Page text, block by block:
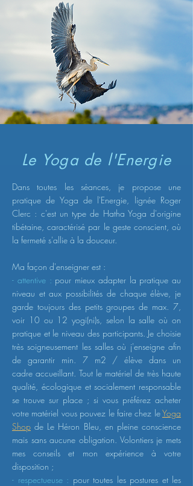
Le Yoga de l'Energie
Dans toutes les séances, je propose une
pratique de Yoga de l'Energie, lignée Roger
Clerc : c'est un type de Hatha Yoga d'origine
tibétaine, caractérisé par le geste conscient, où
la fermeté s'allie à la douceur.
Ma façon d'enseigner est :
- attentive : pour mieux adapter la pratique au
niveau et aux possibilités de chaque élève, je
garde toujours des petits groupes de max. 7,
voir 10 ou 12 yogi(ni)s, selon la salle où on
pratique et le niveau des participants. Je choisie
trèssoigneusement les salles où j'enseigne afin
de garantir min. 7 m2 / élève dans un
cadre accueillant. Tout le matériel de très haute
qualité, écologique et socialement responsable
se trouve sur place ; si vous préférez acheter
votre matériel vous pouvez le faire chez leYoga
Shop de Le Héron Bleu, en pleine conscience
mais sans aucune obligation. Volontiers je mets
mes conseils et mon expérience à votre
disposition ;
- respectueuse : pour toutes les postures et les